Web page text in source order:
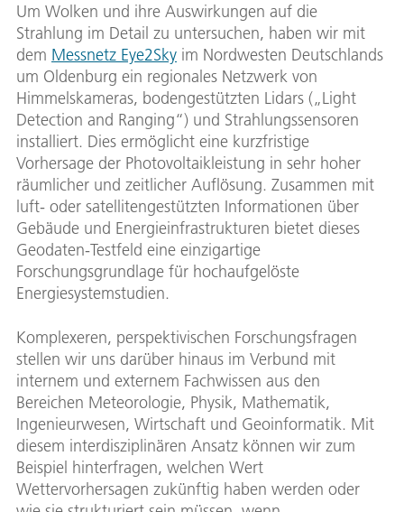
Um Wolken und ihre Auswirkungen auf die
Strahlung im Detail zu untersuchen, haben wir mit
dem Messnetz Eye2Sky im Nordwesten Deutschlands
um Oldenburg ein regionales Netzwerk von
Himmelskameras, bodengestützten Lidars („Light
Detection and Ranging“) und Strahlungssensoren
installiert. Dies ermöglicht eine kurzfristige
Vorhersage der Photovoltaikleistung in sehr hoher
räumlicher und zeitlicher Auflösung. Zusammen mit
luft- oder satellitengestützten Informationen über
Gebäude und Energieinfrastrukturen bietet dieses
Geodaten-Testfeld eine einzigartige
Forschungsgrundlage für hochaufgelöste
Energiesystemstudien.
Komplexeren, perspektivischen Forschungsfragen
stellen wir uns darüber hinaus im Verbund mit
internem und externem Fachwissen aus den
Bereichen Meteorologie, Physik, Mathematik,
Ingenieurwesen, Wirtschaft und Geoinformatik. Mit
diesem interdisziplinären Ansatz können wir zum
Beispiel hinterfragen, welchen Wert
Wettervorhersagen zukünftig haben werden oder